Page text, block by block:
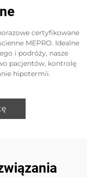
certyfikowane
MEPRO. Idealne
i podróży, nasze
pacjentów, kontrolę
hipotermii.